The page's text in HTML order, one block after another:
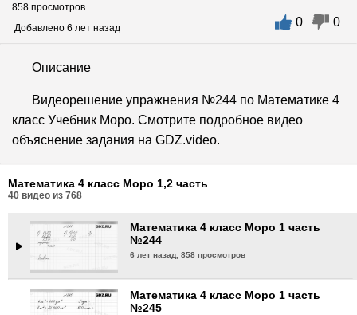
858 просмотров
Добавлено 6 лет назад
0 0
Описание
Видеорешение упражнения №244 по Математике 4
класс Учебник Моро. Смотрите подробное видео
объяснение задания на GDZ.video.
Математика 4 класс Моро 1,2 часть
40 видео из 768
Математика 4 класс Моро 1 часть
№242
6 лет назад,934 просмотра
6 лет назад,895 просмотров
Математика 4 класс Моро 1 часть
№244
6 лет назад,858 просмотров
Математика 4 класс Моро 1 часть
№245